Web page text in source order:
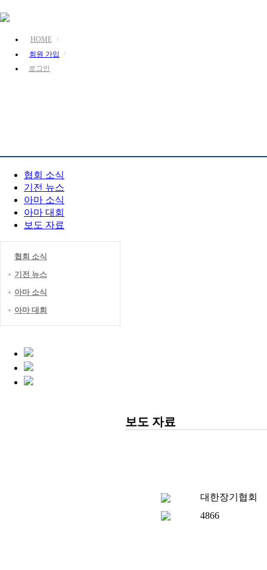
HOME
회원 가입
로그인
협회 소식
기전 뉴스
아마 소식
아마 대회
보도 자료
협회 소식
기전 뉴스
아마 소식
아마 대회
보도 자료
대한장기협회
4866